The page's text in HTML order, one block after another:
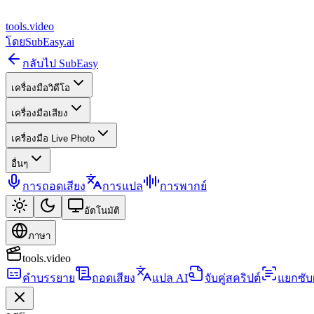
tools.video
โดยSubEasy.ai
กลับไป SubEasy
เครื่องมือวิดีโอ
เครื่องมือเสียง
เครื่องมือ Live Photo
อื่นๆ
การถอดเสียง การแปล การพากย์
อัตโนมัติ
ภาษา
tools.video
คำบรรยาย
ถอดเสียง แปล AI จับคู่สคริปต์ แยกซับ